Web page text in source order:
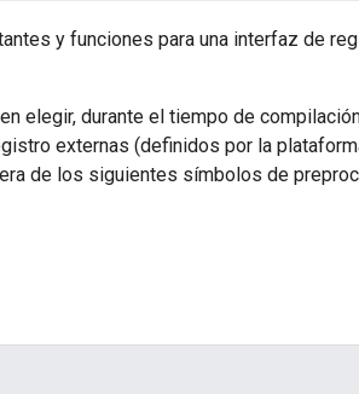
y funciones para una interfaz de
elegir, durante el tiempo de
externas (definidos por la
de los siguientes símbolos de